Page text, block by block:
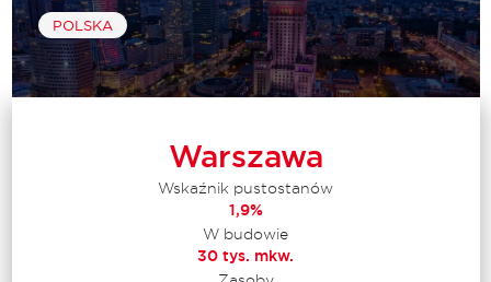
POLSKA
Warszawa
Wskaźnik pustostanów
1,9%
W budowie
30 tys. mkw.